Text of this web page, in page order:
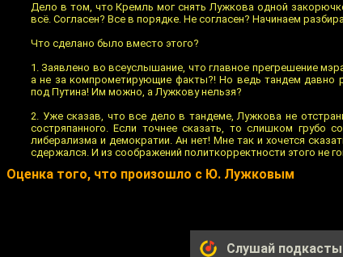
Дело в том, что Кремль мог снять Лужкова одной
всё. Согласен? Все в порядке. Не согласен? Начинаем
Что сделано было вместо этого?
1. Заявлено во всеуслышание, что главное прегрешение
а не за компрометирующие факты?! Но ведь тандем
под Путина! Им можно, а Лужкову нельзя?
2. Уже сказав, что все дело в тандеме, Лужкова не
состряпанного. Если точнее сказать, то слишком грубо
либерализма и демократии. Ан нет! Мне так и хочется
сдержался. И из соображений политкорректности этого не
Оценка того, что произошло с Ю. Лужковым
Слушай